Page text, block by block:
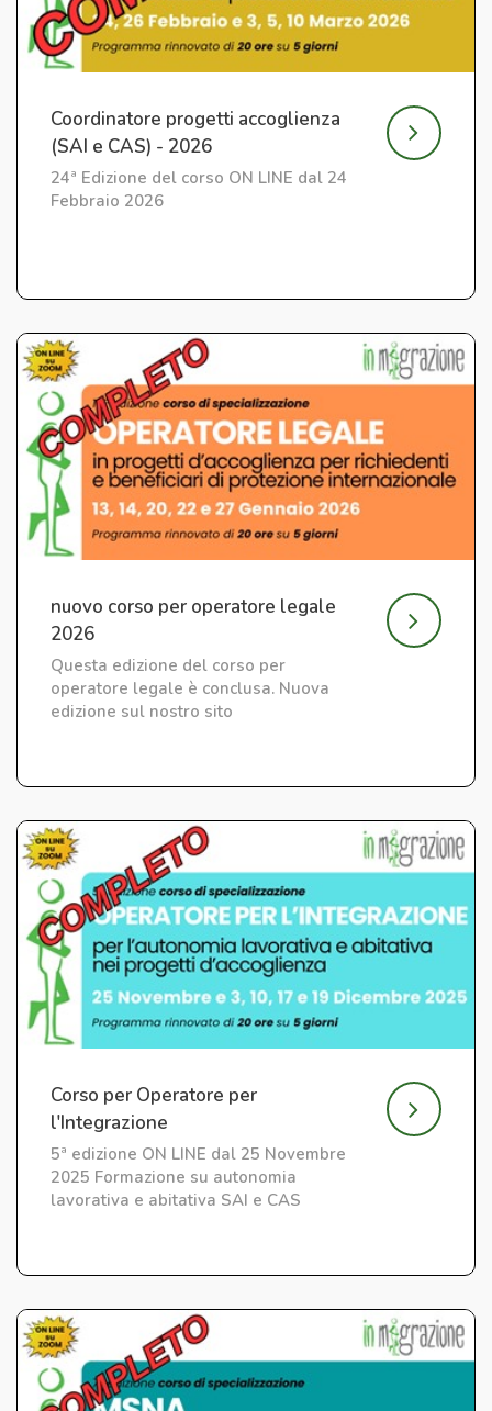
Coordinatore progetti accoglienza
(SAI e CAS) - 2026
24ª Edizione del corso ON LINE dal 24
Febbraio 2026
nuovo corso per operatore legale
2026
Questa edizione del corso per
operatore legale è conclusa. Nuova
edizione sul nostro sito
Corso per Operatore per
l'Integrazione
5ª edizione ON LINE dal 25 Novembre
2025 Formazione su autonomia
lavorativa e abitativa SAI e CAS